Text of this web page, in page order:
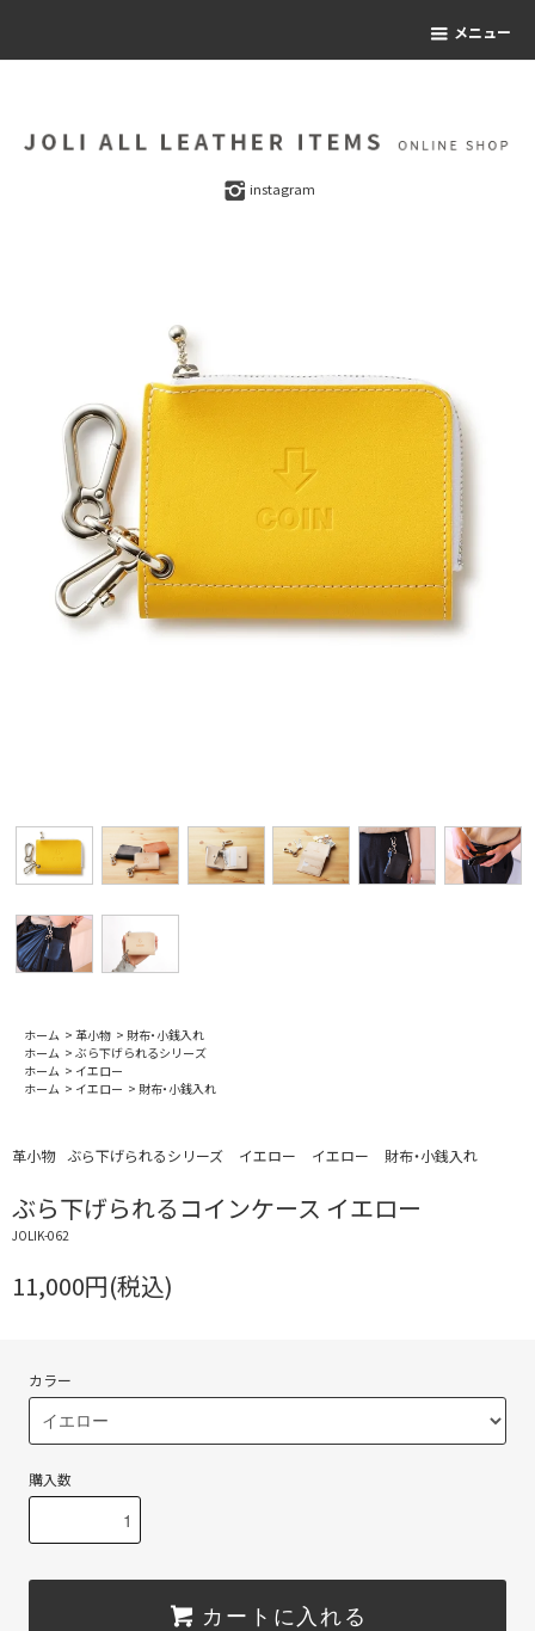
メニュー
instagram
ホーム > 革小物 > 財布・小銭入れ
ホーム > ぶら下げられるシリーズ
ホーム > イエロー
ホーム > イエロー > 財布・小銭入れ
革小物 ぶら下げられるシリーズ イエロー イエロー 財布・小銭入れ
ぶら下げられるコインケース イエロー
JOLIK-062
11,000円(税込)
カラー
購入数
カートに入れる